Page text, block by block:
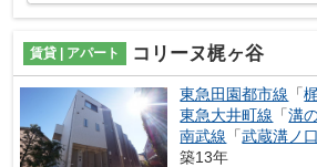
賃貸 | アパート コリーヌ梶ヶ谷
東急田園都市線 「
東急大井町線 「溝
南武線 「武蔵溝ノ口
築13年